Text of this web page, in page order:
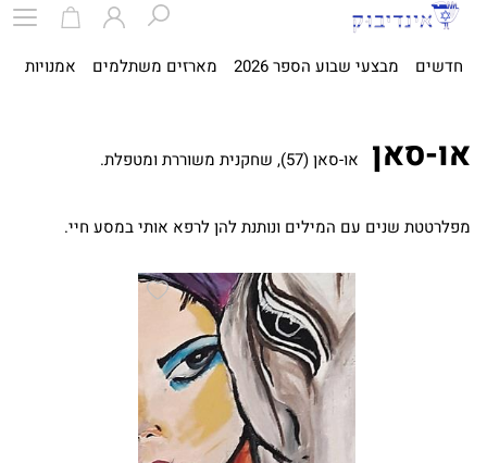
חדשים מבצעי שבוע הספר 2026 מארזים משתלמים אמנויות
או-סאן או-סאן (57), שחקנית משוררת ומטפלת.
מפלרטטת שנים עם המילים ונותנת להן לרפא אותי במסע חיי.